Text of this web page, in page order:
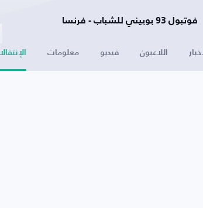
فوتبول 93 بوبيني للشباب - فرنسا
اللاعبون فيديو معلومات